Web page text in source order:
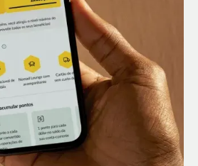
de Guarulhos